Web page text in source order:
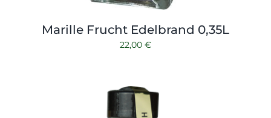
Marille Frucht Edelbrand 0,35L
22,00 €